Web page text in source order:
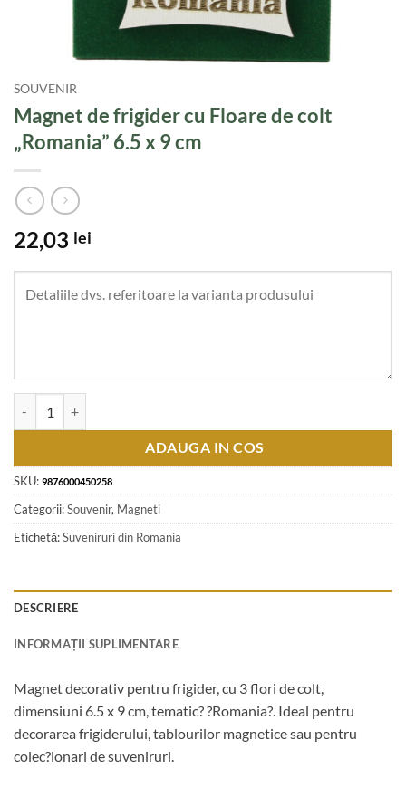
SOUVENIR
Magnet de frigider cu Floare de colt
„Romania” 6.5 x 9 cm
22,03 lei
ADAUGA IN COS
SKU: 9876000450258
Categorii:Souvenir, Magneti
Etichetă:Suveniruri din Romania
DESCRIERE
INFORMAȚII SUPLIMENTARE
Magnet decorativ pentru frigider, cu 3 flori de colt,
dimensiuni 6.5 x 9 cm, tematic? ?Romania?. Ideal pentru
decorarea frigiderului, tablourilor magnetice sau pentru
colec?ionari de suveniruri.